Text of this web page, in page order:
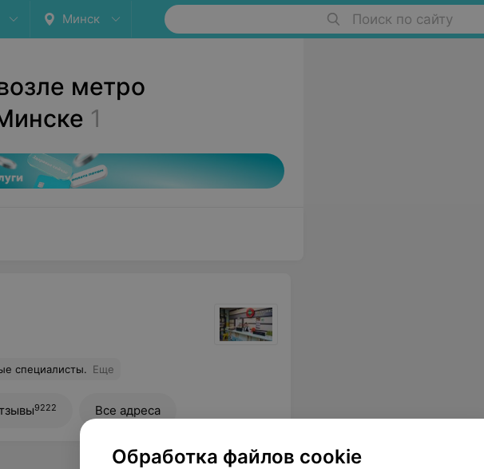
Минск Поиск по сайту
метро
1
специалисты. Еще
9222 Все адреса
Обработка файлов cookie